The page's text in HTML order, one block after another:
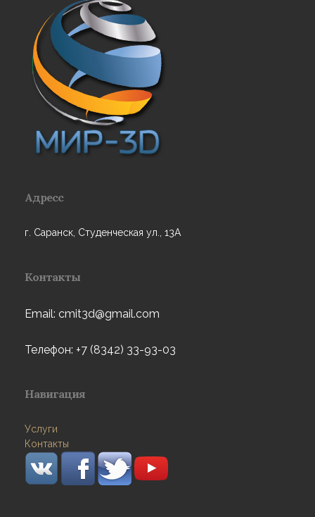
Адресс
г. Саранск, Студенческая ул., 13А
Контакты
Email: cmit3d@gmail.com
Телефон: +7 (8342) 33-93-03
Навигация
Услуги
Контакты